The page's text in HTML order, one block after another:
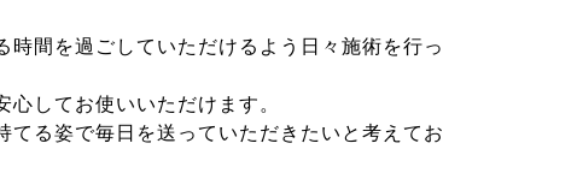
間を過ごしていただけるよう日々施術を行っ
してお使いいただけます。
る姿で毎日を送っていただきたいと考えてお